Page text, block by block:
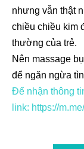
nhưng vẫn thật
chiều chiều kim
thường của trẻ.
Nên massage
để ngăn ngừa
Để nhận thông
link: https://